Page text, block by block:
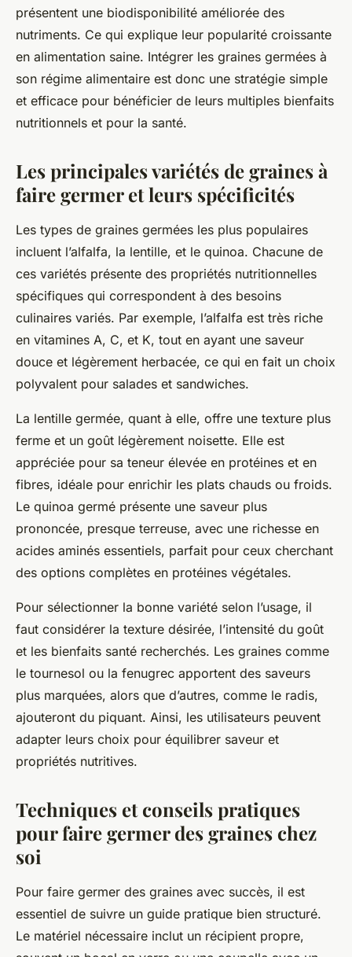
présentent une biodisponibilité améliorée des
nutriments. Ce qui explique leur popularité croissante
en alimentation saine. Intégrer les graines germées à
son régime alimentaire est donc une stratégie simple
et efficace pour bénéficier de leurs multiples bienfaits
nutritionnels et pour la santé.
Les principales variétés de graines à
faire germer et leurs spécificités
Les types de graines germées les plus populaires
incluent l’alfalfa, la lentille, et le quinoa. Chacune de
ces variétés présente des propriétés nutritionnelles
spécifiques qui correspondent à des besoins
culinaires variés. Par exemple, l’alfalfa est très riche
en vitamines A, C, et K, tout en ayant une saveur
douce et légèrement herbacée, ce qui en fait un choix
polyvalent pour salades et sandwiches.
La lentille germée, quant à elle, offre une texture plus
ferme et un goût légèrement noisette. Elle est
appréciée pour sa teneur élevée en protéines et en
fibres, idéale pour enrichir les plats chauds ou froids.
Le quinoa germé présente une saveur plus
prononcée, presque terreuse, avec une richesse en
acides aminés essentiels, parfait pour ceux cherchant
des options complètes en protéines végétales.
Pour sélectionner la bonne variété selon l’usage, il
faut considérer la texture désirée, l’intensité du goût
et les bienfaits santé recherchés. Les graines comme
le tournesol ou la fenugrec apportent des saveurs
plus marquées, alors que d’autres, comme le radis,
ajouteront du piquant. Ainsi, les utilisateurs peuvent
adapter leurs choix pour équilibrer saveur et
propriétés nutritives.
Techniques et conseils pratiques
pour faire germer des graines chez
soi
Pour faire germer des graines avec succès, il est
essentiel de suivre un guide pratique bien structuré.
Le matériel nécessaire inclut un récipient propre,